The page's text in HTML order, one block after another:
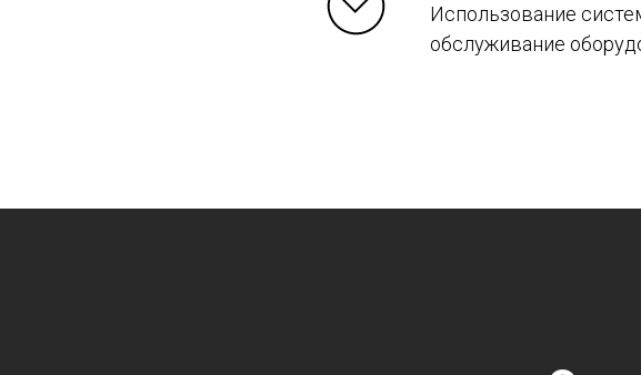
Использование
обслуживание